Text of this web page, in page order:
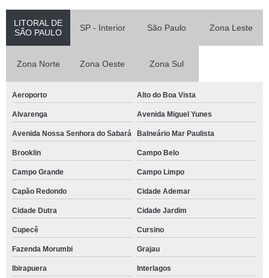
LITORAL DE
SÃO PAULO
SP - Interior São Paulo Zona Leste
Zona Norte Zona Oeste Zona Sul
Aeroporto Alto do Boa Vista
Alvarenga Avenida Miguel Yunes
Avenida Nossa Senhora do Sabará Balneário Mar Paulista
Brooklin Campo Belo
Campo Grande Campo Limpo
Capão Redondo Cidade Ademar
Cidade Dutra Cidade Jardim
Cupecê Cursino
Fazenda Morumbi Grajau
Ibirapuera Interlagos